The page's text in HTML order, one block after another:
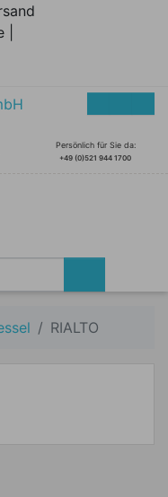
Persönlich für Sie da:
+49 (0)521 944 1700
RIALTO